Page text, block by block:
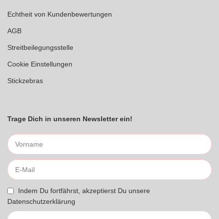
Echtheit von Kundenbewertungen
AGB
Streitbeilegungsstelle
Cookie Einstellungen
Stickzebras
Trage Dich in unseren Newsletter ein!
Indem Du fortfährst, akzeptierst Du unsere
Datenschutzerklärung